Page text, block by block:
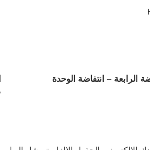
الرابعة – انتفاضة الوحدة